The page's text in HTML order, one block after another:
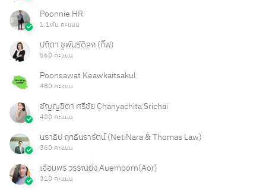
Poonnie HR
1.1พัน คะแนน
ปถิตา ชูพันธ์ดิลก (กิ๊ฟ)
560 คะแนน
Poonsawat Keawkaitsakul
480 คะแนน
ชัญญชิตา ศรีชัย Chanyachita Srichai
400 คะแนน
นราธิป ฤทธินรารัตน์ (NetiNara & Thomas Law)
360 คะแนน
เอื้อมพร วรรณยิ่ง Auemporn(Aor)
310 คะแนน